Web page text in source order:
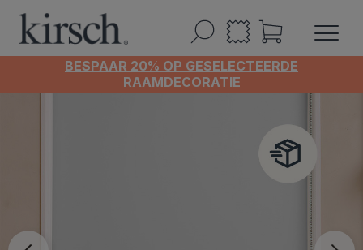
BESPAAR 20% OP GESELECTEERDE
RAAMDECORATIE